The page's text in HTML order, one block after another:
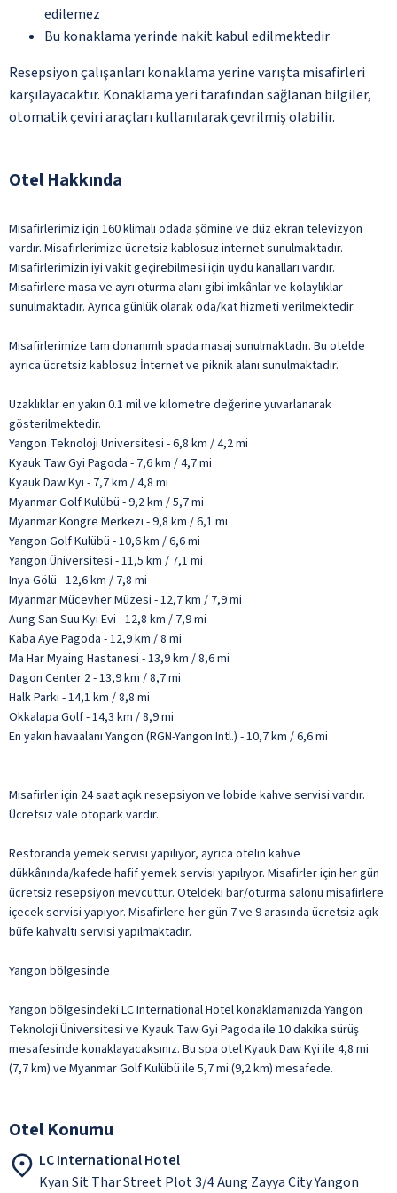
edilemez
Bu konaklama yerinde nakit kabul edilmektedir
Resepsiyon çalışanları konaklama yerine varışta misafirleri
karşılayacaktır. Konaklama yeri tarafından sağlanan bilgiler,
otomatik çeviri araçları kullanılarak çevrilmiş olabilir.
Otel Hakkında
Misafirlerimiz için 160 klimalı odada şömine ve düz ekran televizyon
vardır. Misafirlerimize ücretsiz kablosuz internet sunulmaktadır.
Misafirlerimizin iyi vakit geçirebilmesi için uydu kanalları vardır.
Misafirlere masa ve ayrı oturma alanı gibi imkânlar ve kolaylıklar
sunulmaktadır. Ayrıca günlük olarak oda/kat hizmeti verilmektedir.
Misafirlerimize tam donanımlı spada masaj sunulmaktadır. Bu otelde
ayrıca ücretsiz kablosuz İnternet ve piknik alanı sunulmaktadır.
Uzaklıklar en yakın 0.1 mil ve kilometre değerine yuvarlanarak
gösterilmektedir.
Yangon Teknoloji Üniversitesi - 6,8 km / 4,2 mi
Kyauk Taw Gyi Pagoda - 7,6 km / 4,7 mi
Kyauk Daw Kyi - 7,7 km / 4,8 mi
Myanmar Golf Kulübü - 9,2 km / 5,7 mi
Myanmar Kongre Merkezi - 9,8 km / 6,1 mi
Yangon Golf Kulübü - 10,6 km / 6,6 mi
Yangon Üniversitesi - 11,5 km / 7,1 mi
Inya Gölü - 12,6 km / 7,8 mi
Myanmar Mücevher Müzesi - 12,7 km / 7,9 mi
Aung San Suu Kyi Evi - 12,8 km / 7,9 mi
Kaba Aye Pagoda - 12,9 km / 8 mi
Ma Har Myaing Hastanesi - 13,9 km / 8,6 mi
Dagon Center 2 - 13,9 km / 8,7 mi
Halk Parkı - 14,1 km / 8,8 mi
Okkalapa Golf - 14,3 km / 8,9 mi
En yakın havaalanı Yangon (RGN-Yangon Intl.) - 10,7 km / 6,6 mi
Misafirler için 24 saat açık resepsiyon ve lobide kahve servisi vardır.
Ücretsiz vale otopark vardır.
Restoranda yemek servisi yapılıyor, ayrıca otelin kahve
dükkânında/kafede hafif yemek servisi yapılıyor. Misafirler için her gün
ücretsiz resepsiyon mevcuttur. Oteldeki bar/oturma salonu misafirlere
içecek servisi yapıyor. Misafirlere her gün 7 ve 9 arasında ücretsiz açık
büfe kahvaltı servisi yapılmaktadır.
Yangon bölgesinde
Yangon bölgesindeki LC International Hotel konaklamanızda Yangon
Teknoloji Üniversitesi ve Kyauk Taw Gyi Pagoda ile 10 dakika sürüş
mesafesinde konaklayacaksınız. Bu spa otel Kyauk Daw Kyi ile 4,8 mi
(7,7 km) ve Myanmar Golf Kulübü ile 5,7 mi (9,2 km) mesafede.
Otel Konumu
LC International Hotel
Kyan Sit Thar Street Plot 3/4 Aung Zayya City Yangon